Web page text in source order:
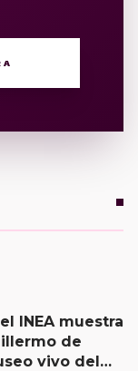
INEA muestra
de
vivo del